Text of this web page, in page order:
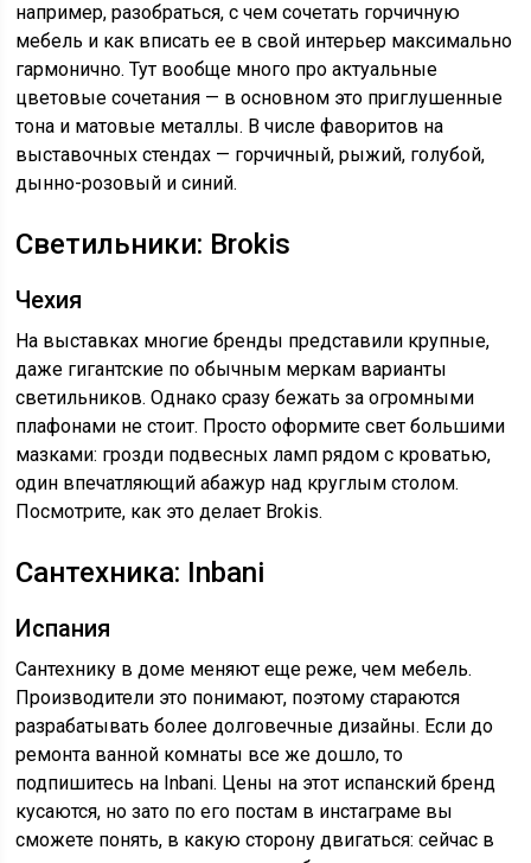
например, разобраться, с чем сочетать горчичную
мебель и как вписать ее в свой интерьер максимально
гармонично. Тут вообще много про актуальные
цветовые сочетания — в основном это приглушенные
тона и матовые металлы. В числе фаворитов на
выставочных стендах — горчичный, рыжий, голубой,
дынно-розовый и синий.
Светильники: Brokis
Чехия
На выставках многие бренды представили крупные,
даже гигантские по обычным меркам варианты
светильников. Однако сразу бежать за огромными
плафонами не стоит. Просто оформите свет большими
мазками: грозди подвесных ламп рядом с кроватью,
один впечатляющий абажур над круглым столом.
Посмотрите, как это делает Brokis.
Сантехника: Inbani
Испания
Сантехнику в доме меняют еще реже, чем мебель.
Производители это понимают, поэтому стараются
разрабатывать более долговечные дизайны. Если до
ремонта ванной комнаты все же дошло, то
подпишитесь на Inbani. Цены на этот испанский бренд
кусаются, но зато по его постам в инстаграме вы
сможете понять, в какую сторону двигаться: сейчас в